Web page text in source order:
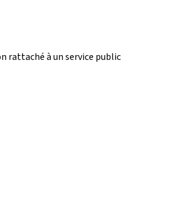
rattaché à un service public